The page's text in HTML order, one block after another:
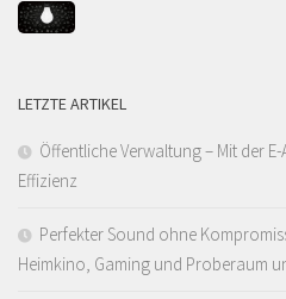
LETZTE ARTIKEL
Öffentliche Verwaltung – Mit der
Effizienz
Perfekter Sound ohne
Heimkino, Gaming und Proberaum